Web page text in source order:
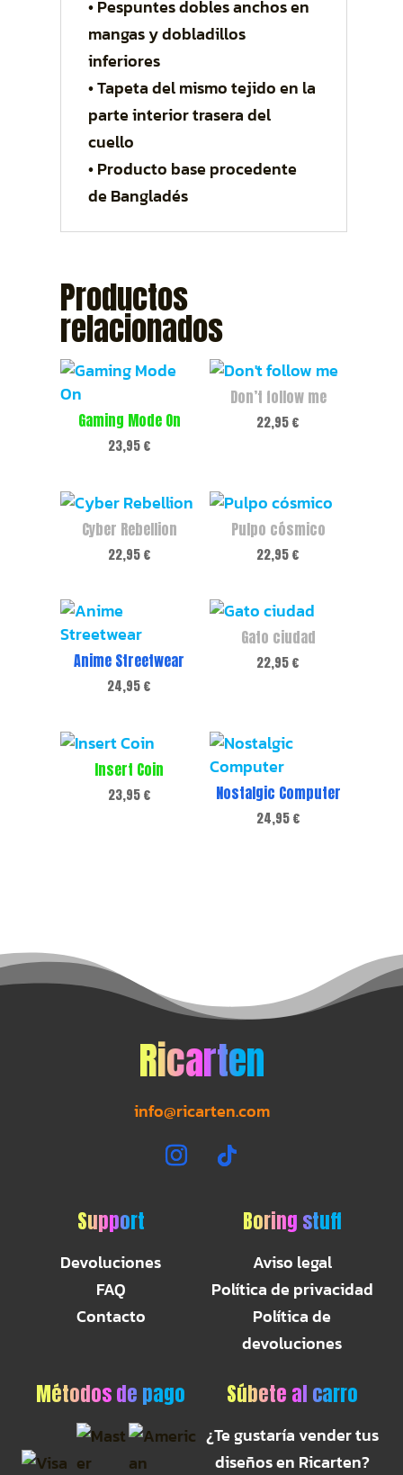
• Pespuntes dobles anchos en
mangas y dobladillos
inferiores
• Tapeta del mismo tejido en la
parte interior trasera del
cuello
• Producto base procedente
de Bangladés
Productos
relacionados
Gaming Mode On
23,95€
Don’t follow me
22,95€
Cyber Rebellion
22,95€
Pulpo cósmico
22,95€
Anime Streetwear
24,95€
Gato ciudad
22,95€
Insert Coin
23,95€ Nostalgic Computer
24,95€
Ricarten
info@ricarten.com
Support
Devoluciones
FAQ
Contacto
Boring stuff
Aviso legal
Política de privacidad
Política de
devoluciones
Métodos de pago Súbete al carro
¿Te gustaría vender tus
diseños en Ricarten?